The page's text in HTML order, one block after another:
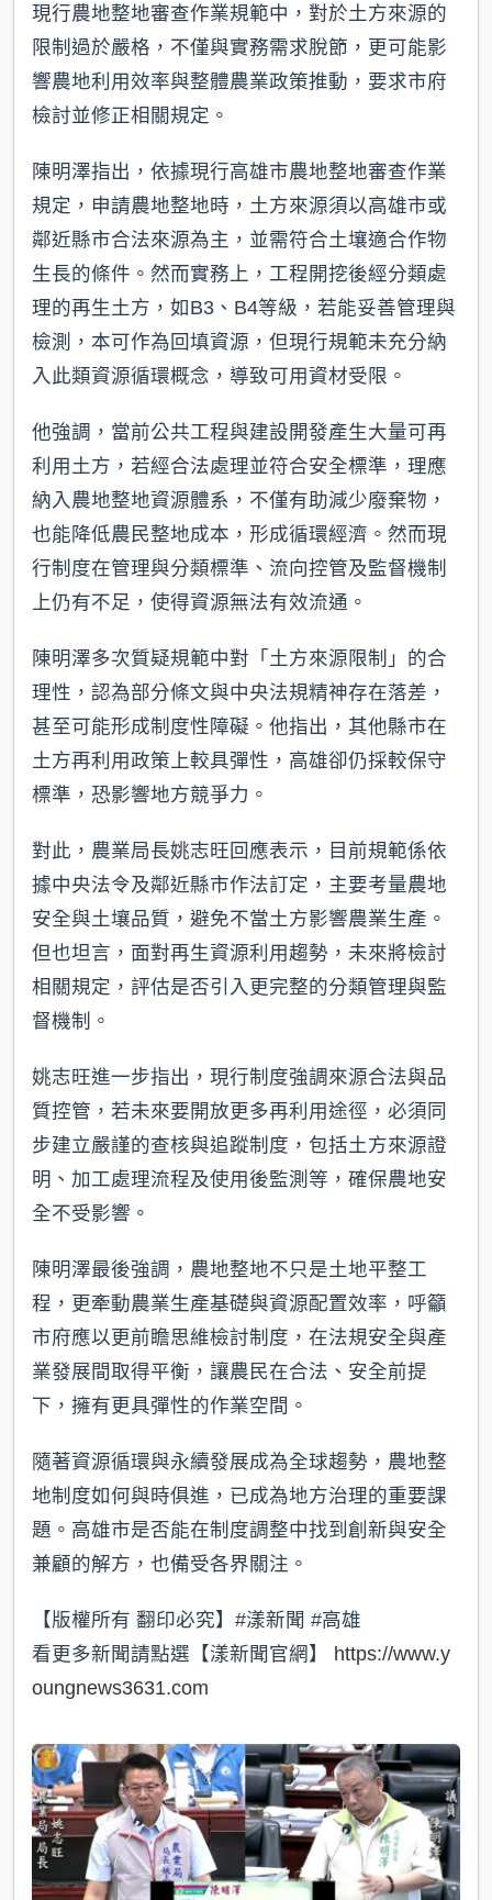
現行農地整地審查作業規範中，對於土方來源的
限制過於嚴格，不僅與實務需求脫節，更可能影
響農地利用效率與整體農業政策推動，要求市府
檢討並修正相關規定。
陳明澤指出，依據現行高雄市農地整地審查作業
規定，申請農地整地時，土方來源須以高雄市或
鄰近縣市合法來源為主，並需符合土壤適合作物
生長的條件。然而實務上，工程開挖後經分類處
理的再生土方，如B3、B4等級，若能妥善管理與
檢測，本可作為回填資源，但現行規範未充分納
入此類資源循環概念，導致可用資材受限。
他強調，當前公共工程與建設開發產生大量可再
利用土方，若經合法處理並符合安全標準，理應
納入農地整地資源體系，不僅有助減少廢棄物，
也能降低農民整地成本，形成循環經濟。然而現
行制度在管理與分類標準、流向控管及監督機制
上仍有不足，使得資源無法有效流通。
陳明澤多次質疑規範中對「土方來源限制」的合
理性，認為部分條文與中央法規精神存在落差，
甚至可能形成制度性障礙。他指出，其他縣市在
土方再利用政策上較具彈性，高雄卻仍採較保守
標準，恐影響地方競爭力。
對此，農業局長姚志旺回應表示，目前規範係依
據中央法令及鄰近縣市作法訂定，主要考量農地
安全與土壤品質，避免不當土方影響農業生產。
但也坦言，面對再生資源利用趨勢，未來將檢討
相關規定，評估是否引入更完整的分類管理與監
督機制。
姚志旺進一步指出，現行制度強調來源合法與品
質控管，若未來要開放更多再利用途徑，必須同
步建立嚴謹的查核與追蹤制度，包括土方來源證
明、加工處理流程及使用後監測等，確保農地安
全不受影響。
陳明澤最後強調，農地整地不只是土地平整工
程，更牽動農業生產基礎與資源配置效率，呼籲
市府應以更前瞻思維檢討制度，在法規安全與產
業發展間取得平衡，讓農民在合法、安全前提
下，擁有更具彈性的作業空間。
隨著資源循環與永續發展成為全球趨勢，農地整
地制度如何與時俱進，已成為地方治理的重要課
題。高雄市是否能在制度調整中找到創新與安全
兼顧的解方，也備受各界關注。
【版權所有 翻印必究】#漾新聞 #高雄
看更多新聞請點選【漾新聞官網】 https://www.y
oungnews3631.com